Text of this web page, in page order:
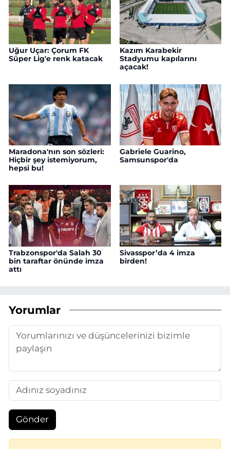
Uğur Uçar: Çorum FK
Süper Lig'e renk katacak
Kazım Karabekir
Stadyumu kapılarını
açacak!
Maradona'nın son sözleri:
Hiçbir şey istemiyorum,
hepsi bu!
Gabriele Guarino,
Samsunspor'da
Trabzonspor'da Salah 30
bin taraftar önünde imza
attı
Sivasspor’da 4 imza
birden!
Yorumlar
Gönder